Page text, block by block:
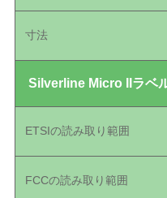
寸法
Silverline Micro IIラベ
ETSIの読み取り範囲
FCCの読み取り範囲